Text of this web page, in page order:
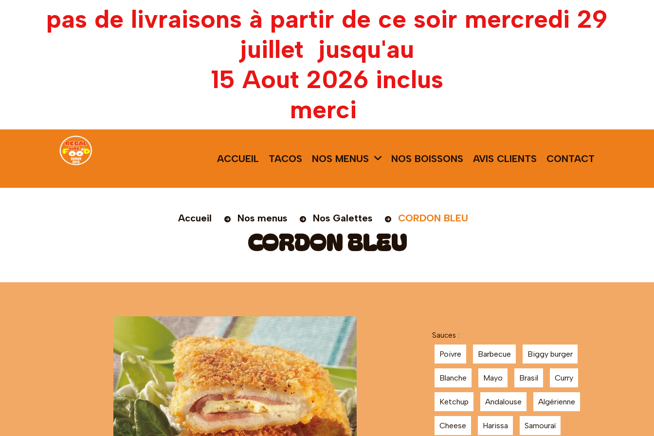
pas de livraisons à partir de ce soir mercredi 29
juillet jusqu'au
15 Aout 2026 inclus
merci
ACCUEIL TACOS NOS MENUS NOS BOISSONS AVIS CLIENTS CONTACT
Accueil Nos menus Nos Galettes CORDON BLEU
CORDON BLEU
Sauces :
Poivre Barbecue Biggy burger
Blanche Mayo Brasil Curry
Ketchup Andalouse Algérienne
Cheese Harissa Samouraï